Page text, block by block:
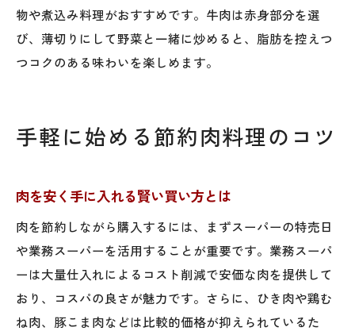
物や煮込み料理がおすすめです。牛肉は赤身部分を選
び、薄切りにして野菜と一緒に炒めると、脂肪を控えつ
つコクのある味わいを楽しめます。
手軽に始める節約肉料理のコツ
肉を安く手に入れる賢い買い方とは
肉を節約しながら購入するには、まずスーパーの特売日
や業務スーパーを活用することが重要です。業務スーパ
ーは大量仕入れによるコスト削減で安価な肉を提供して
おり、コスパの良さが魅力です。さらに、ひき肉や鶏む
ね肉、豚こま肉などは比較的価格が抑えられているた